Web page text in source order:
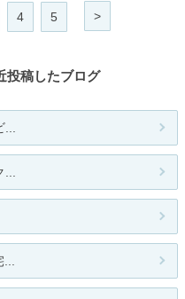
4 5 >
投稿したブログ